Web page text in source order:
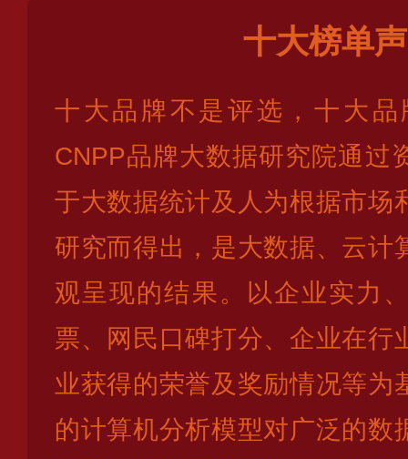
十大榜单
十大品牌不是评选，十大
CNPP品牌大数据研究院通过
于大数据统计及人为根据市场
研究而得出，是大数据、云计
观呈现的结果。以企业实力
票、网民口碑打分、企业在行
业获得的荣誉及奖励情况等为
的计算机分析模型对广泛的数